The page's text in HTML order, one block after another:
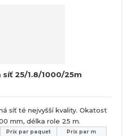
síť 25/1.8/1000/25m
síť té nejvyšší kvality. Okatost
mm, délka role 25 m.
Prix ​​par paquet
Prix par m